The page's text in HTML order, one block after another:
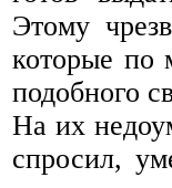
Этому
которые по
подобного
На их
спросил,